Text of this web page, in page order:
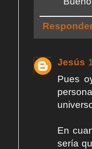
Jesús
Pues
En
sería